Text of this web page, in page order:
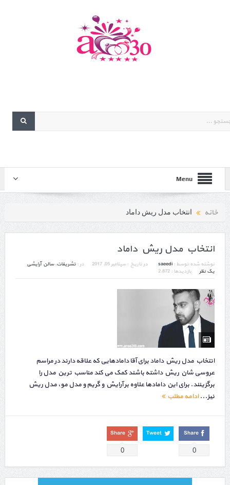
Menu
خانه انتخاب مدل ریش داماد
انتخاب مدل ریش داماد
نوشته شده توسط : saeedi در تاریخ : سپتامبر 05, 2017 در : تشریفات,سالن آرایشی
یک نظر
بازدیدها : 2,872
انتخاب مدل ریش داماد برای آقا دامادهایی که علاقه دارند در مراسم
عروسی شان ریش داشته باشند کمک می کند مناسب ترین مدل را
برگزینند. برای این دامادها علاوه بر آرایش و گریم و مدل مو، مدل ریش
نیز...ادامه مطلب
Share
0
Tweet
Share
0